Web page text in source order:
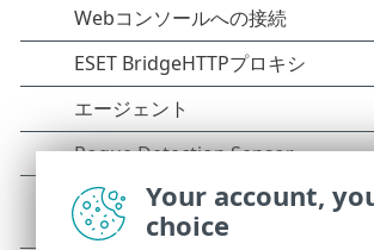
Your account,
choice